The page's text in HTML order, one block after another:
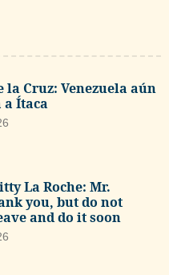
la Cruz: Venezuela aún
a Ítaca
La Roche: Mr.
you, but do not
and do it soon